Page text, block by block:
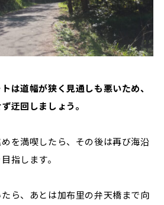
は道幅が狭く見通しも悪いため、
迂回しましょう。
を満喫したら、その後は再び海沿
指します。
ら、あとは加布里の弁天橋まで向